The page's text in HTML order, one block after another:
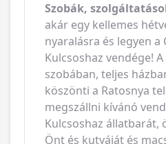
Szobák,
akár egy kellemes
nyaralásra és legyen a
Kulcsoshaz vendége!
szobában, teljes
köszönti a Ratosnya
megszállni kívánó
Kulcsoshaz állatbarát,
Önt és kutyáját és